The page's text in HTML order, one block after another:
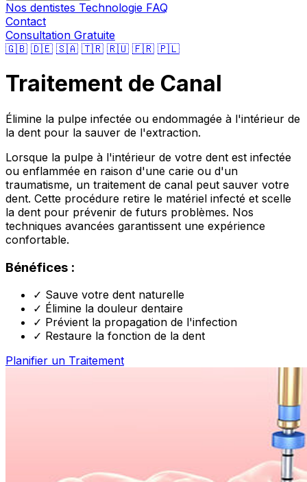
Nos dentistes Technologie FAQ
Contact
Consultation Gratuite
🇬🇧 🇩🇪 🇸🇦 🇹🇷 🇷🇺 🇫🇷 🇵🇱
Traitement de Canal
Élimine la pulpe infectée ou endommagée à l'intérieur de
la dent pour la sauver de l'extraction.
Lorsque la pulpe à l'intérieur de votre dent est infectée
ou enflammée en raison d'une carie ou d'un
traumatisme, un traitement de canal peut sauver votre
dent. Cette procédure retire le matériel infecté et scelle
la dent pour prévenir de futurs problèmes. Nos
techniques avancées garantissent une expérience
confortable.
Bénéfices :
✓ Sauve votre dent naturelle
✓ Élimine la douleur dentaire
✓ Prévient la propagation de l'infection
✓ Restaure la fonction de la dent
Planifier un Traitement